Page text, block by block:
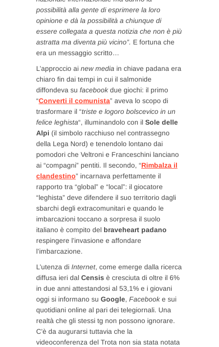
possibilità alla gente di esprimere la loro
opinione e dà la possibilità a chiunque di
essere collegata a questa notizia che non è più
astratta ma diventa più vicino”. E fortuna che
era un messaggio scritto…
L’approccio ai new media in chiave padana era
chiaro fin dai tempi in cui il salmonide
diffondeva su facebookdue giochi: il primo
“Converti il comunista” aveva lo scopo di
trasformare il “triste e logoro bolscevico in un
felice leghista“, illuminandolo con il Sole delle
Alpi (il simbolo racchiuso nel contrassegno
della Lega Nord) e tenendolo lontano dai
pomodori che Veltroni e Franceschini lanciano
ai “compagni” pentiti. Il secondo, “Rimbalza il
clandestino” incarnava perfettamente il
rapporto tra “global” e “local”: il giocatore
“leghista” deve difendere il suo territorio dagli
sbarchi degli extracomunitari e quando le
imbarcazioni toccano a sorpresa il suolo
italiano è compito del braveheart padano
respingere l’invasione e affondare
l’imbarcazione.
L’utenza di Internet, come emerge dalla ricerca
diffusa ieri dal Censis è cresciuta di oltre il 6%
in due anni attestandosi al 53,1% e i giovani
oggi si informano su Google, Facebooke sui
quotidiani online al pari dei telegiornali. Una
realtà che gli stessi tg non possono ignorare.
C’è da augurarsi tuttavia che la
videoconferenza del Trota non sia stata notata